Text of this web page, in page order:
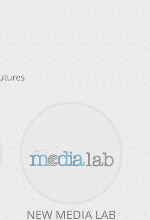
NEW MEDIA LAB
στη Ψηφιακή Εποχή”.
will meet in...
Future Worlds
structured